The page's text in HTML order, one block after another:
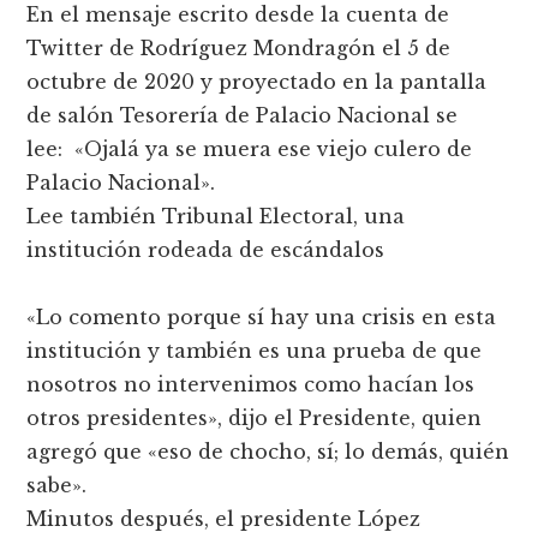
En el mensaje escrito desde la cuenta de
Twitter de Rodríguez Mondragón el 5 de
octubre de 2020 y proyectado en la pantalla
de salón Tesorería de Palacio Nacional se
lee: «Ojalá ya se muera ese viejo culero de
Palacio Nacional».
Lee también Tribunal Electoral, una
institución rodeada de escándalos
«Lo comento porque sí hay una crisis en esta
institución y también es una prueba de que
nosotros no intervenimos como hacían los
otros presidentes», dijo el Presidente, quien
agregó que «eso de chocho, sí; lo demás, quién
sabe».
Minutos después, el presidente López